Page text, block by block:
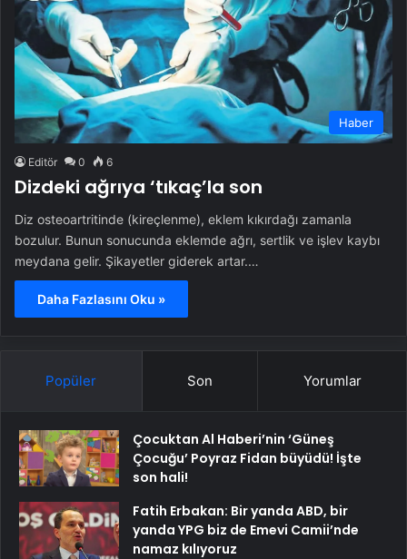
Haber
Editör 0 6
Dizdeki ağrıya ‘tıkaç’la son
Diz osteoartritinde (kireçlenme), eklem kıkırdağı zamanla
bozulur. Bunun sonucunda eklemde ağrı, sertlik ve işlev kaybı
meydana gelir. Şikayetler giderek artar.…
Daha Fazlasını Oku »
Popüler Son Yorumlar
Çocuktan Al Haberi’nin ‘Güneş
Çocuğu’ Poyraz Fidan büyüdü! İşte
son hali!
Fatih Erbakan: Bir yanda ABD, bir
yanda YPG biz de Emevi Camii’nde
namaz kılıyoruz